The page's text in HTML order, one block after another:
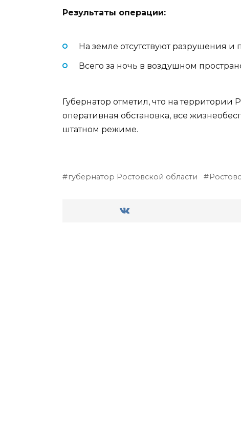
Результаты операции:
На земле отсутствуют разрушения и
Всего за ночь в воздушном
Губернатор отметил, что на территории
оперативная обстановка, все
штатном режиме.
губернатор Ростовской области